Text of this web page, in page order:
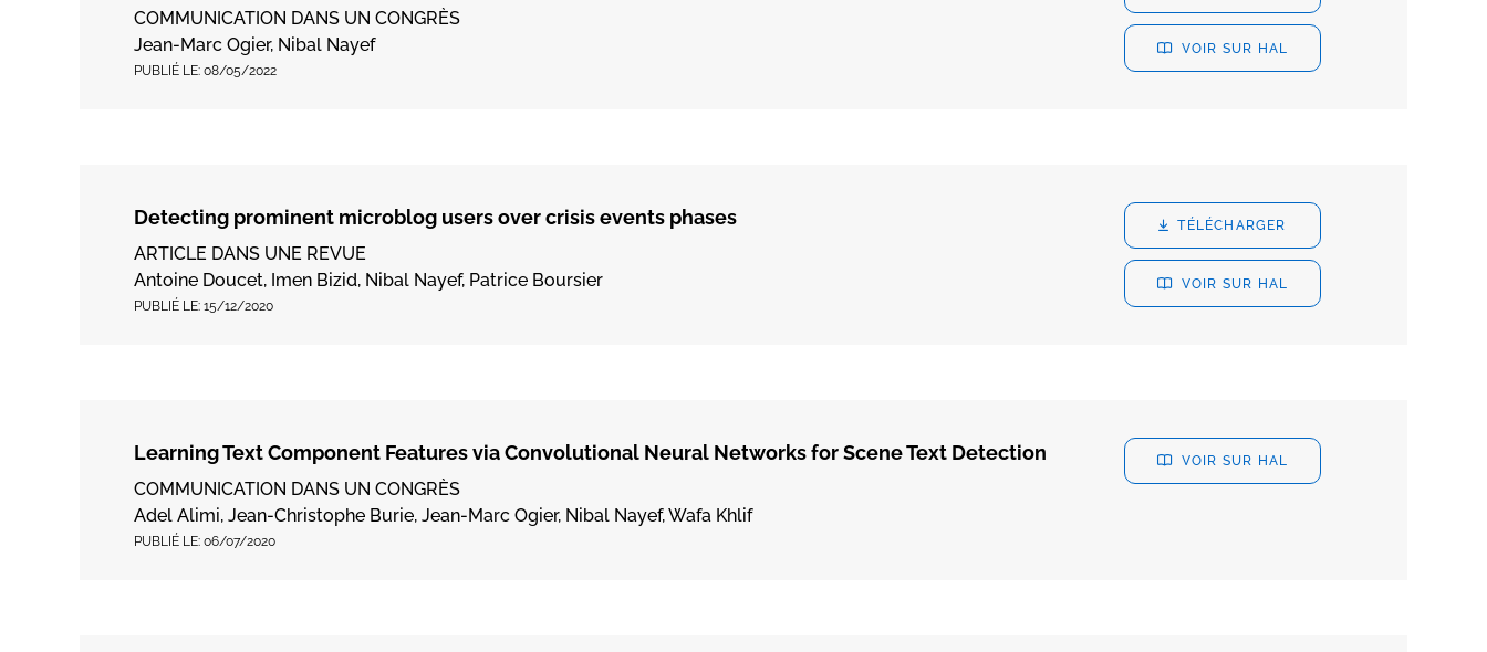
COMMUNICATION DANS UN CONGRÈS
Jean-Marc Ogier, Nibal Nayef
PUBLIÉ LE: 08/05/2022
VOIR SUR HAL
Detecting prominent microblog users over crisis events phases
ARTICLE DANS UNE REVUE
Antoine Doucet, Imen Bizid, Nibal Nayef, Patrice Boursier
PUBLIÉ LE: 15/12/2020
TÉLÉCHARGER
VOIR SUR HAL
Learning Text Component Features via Convolutional Neural Networks for Scene Text Detection
COMMUNICATION DANS UN CONGRÈS
Adel Alimi, Jean-Christophe Burie, Jean-Marc Ogier, Nibal Nayef, Wafa Khlif
PUBLIÉ LE: 06/07/2020
VOIR SUR HAL